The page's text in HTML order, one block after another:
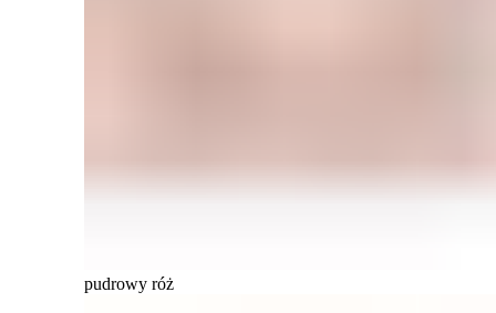
pudrowy róż